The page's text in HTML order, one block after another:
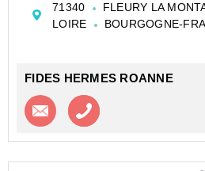
mensuel de 324 € Hors charge
Appartement de 119 m...
71340 FLEURY LA
LOIRE
BOURGOGNE-
FIDES HERMES ROANNE
Contacter l'agence